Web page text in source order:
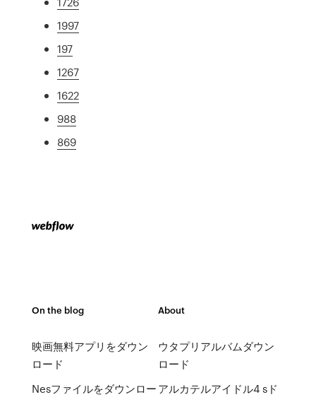
1997
197
1267
1622
988
869
On the blog
映画無料アプリをダウン
ロード
Nesファイルをダウンロー
About
ウタプリアルバムダウン
ロード
アルカテルアイドル4 sド